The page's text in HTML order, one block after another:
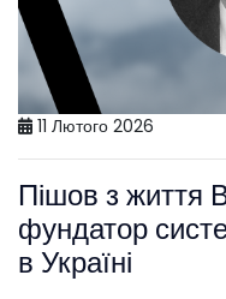
11 Лютого 2026
Пішов з життя
фундатор
в Україні